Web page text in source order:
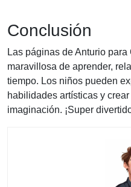
Conclusión
Las páginas de Anturio
maravillosa de aprender,
tiempo. Los niños pueden
habilidades artísticas y
imaginación. ¡Super